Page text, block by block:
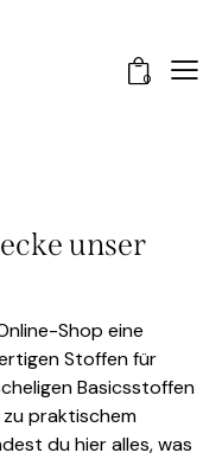
0
unser
Shop eine
Stoffen für
Basicsstoffen
praktischem
du hier alles, was